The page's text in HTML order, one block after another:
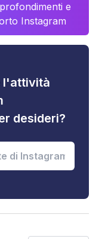
e
Instagram
l'attività
desideri?